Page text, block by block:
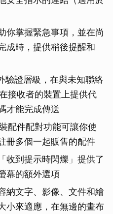
你掌握緊急事項，並在尚
成時，提供稍後提醒和
驗證層級，在與未知聯絡
接收者的裝置上提供代
才能完成傳送
配件配對功能可讓你使
冊多個一起販售的配件
收到提示時閃爍」提供了
幕的額外選項
納文字、影像、文件和繪
小來適應，在無邊的畫布